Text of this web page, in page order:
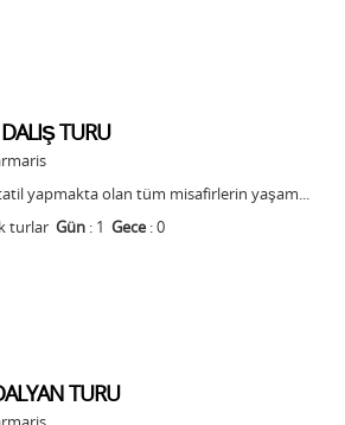
TURU
yapmakta olan tüm misafirlerin yaşam...
turlarGün : 1Gece: 0
TURU